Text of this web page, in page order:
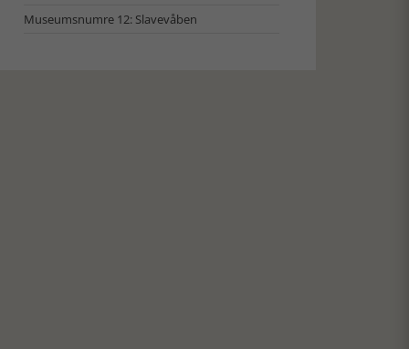
Museumsnumre 12: Slavevåben